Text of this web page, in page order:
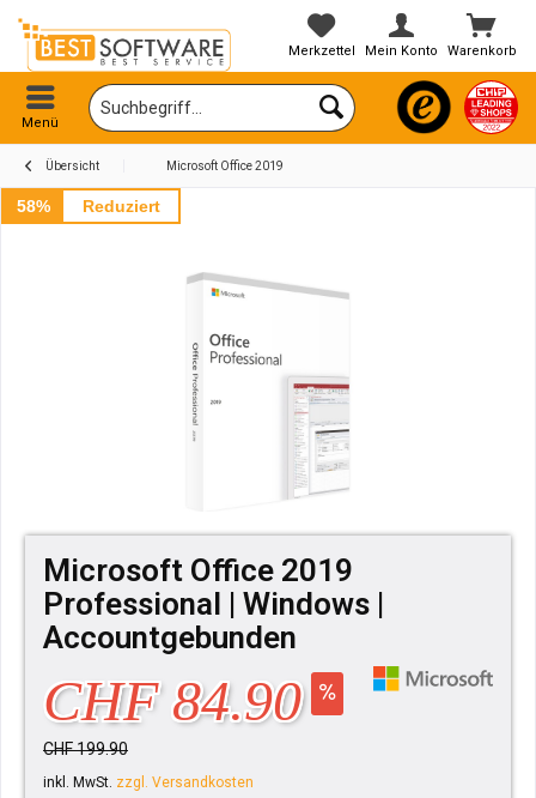
Warenkorb
Merkzettel Mein Konto
Menü
Übersicht Microsoft Office 2019
58% Reduziert
Microsoft Office 2019
Professional | Windows |
Accountgebunden
CHF 84.90
CHF 199.90
inkl. MwSt. zzgl. Versandkosten